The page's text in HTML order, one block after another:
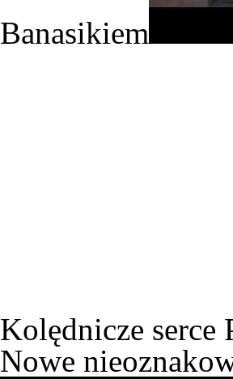
Banasikiem
Kolędnicze serce
Nowe